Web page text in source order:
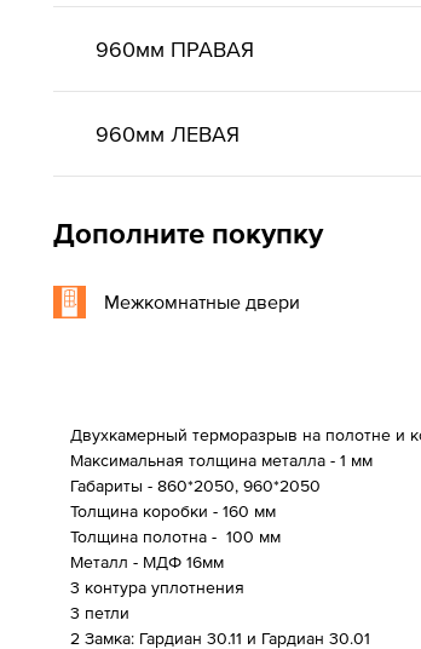
960мм ПРАВАЯ
960мм ЛЕВАЯ
Дополните покупку
Межкомнатные двери
Двухкамерный терморазрыв на полотне и
Максимальная толщина металла - 1 мм
Габариты - 860*2050, 960*2050
Толщина коробки - 160 мм
Толщина полотна - 100 мм
Металл - МДФ 16мм
3 контура уплотнения
3 петли
2 Замка: Гардиан 30.11 и Гардиан 30.01